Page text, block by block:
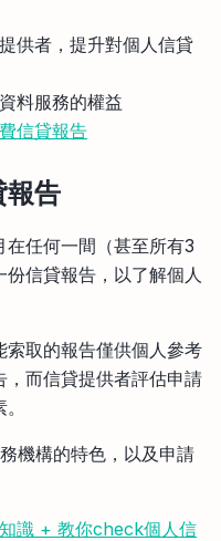
供者，提升對個人信貸
料服務的權益
信貸報告
報告
在任何一間（甚至所有3
信貸報告，以了解個人
取的報告僅供個人參考
，而信貸提供者評估申請
機構的特色，以及申請
識 + 教你check個人信